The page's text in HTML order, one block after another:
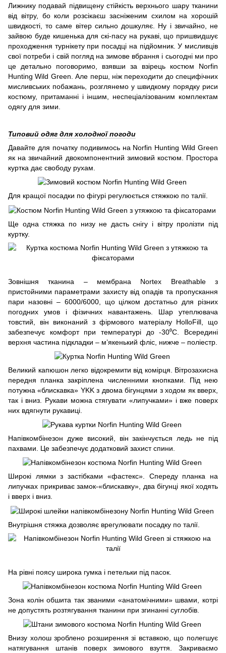
Лижнику подавай підвищену стійкість верхнього шару тканини
від вітру, бо коли розсікаєш засніженим схилом на хорошій
швидкості, то саме вітер сильно дошкуляє. Ну і звичайно, не
зайвою буде кишенька для скі-пасу на рукаві, що пришвидшує
проходження турнікету при посадці на підйомник. У мисливців
свої потреби і свій погляд на зимове вбрання і сьогодні ми про
це детально поговоримо, взявши за взірець костюм Norfin
Hunting Wild Green. Але перш, ніж переходити до специфічних
мисливських побажань, розглянемо у швидкому порядку риси
костюму, притаманні і іншим, неспеціалізованим комплектам
одягу для зими.
Типовий одяг для холодної погоди
Давайте для початку подивимось на Norfin Hunting Wild Green
як на звичайний двокомпонентний зимовий костюм. Простора
куртка дає свободу рухам.
Для кращої посадки по фігурі регулюється стяжкою по талії.
Ще одна стяжка по низу не дасть снігу і вітру пролізти під
куртку.
Зовнішня тканина – мембрана Nortex Breathable з
пристойними параметрами захисту від опадів та пропускання
пари назовні – 6000/6000, що цілком достатньо для різних
погодних умов і фізичних навантажень. Шар утеплювача
товстий, він виконаний з фірмового матеріалу HolloFill, що
забезпечує комфорт при температурі до -30⁰С. Всередині
верхня частина підкладки – м’якенький фліс, нижче – поліестр.
Великий капюшон легко відокремити від комірця. Вітрозахисна
передня планка закріплена численними кнопками. Під нею
потужна «блискавка» YKK з двома бігунцями з ходом як вверх,
так і вниз. Рукави можна стягувати «липучками» і вже поверх
них вдягнути рукавиці.
Напівкомбінезон дуже високий, він закінчується ледь не під
пахвами. Це забезпечує додатковий захист спини.
Широкі лямки з застібками «фастекс». Спереду планка на
липучках прикриває замок-«блискавку», два бігунці якої ходять
і вверх і вниз.
Внутрішня стяжка дозволяє врегулювати посадку по талії.
На рівні поясу широка гумка і петельки під пасок.
Зона колін обшита так званими «анатомічними» швами, котрі
не допустять розтягування тканини при згинанні суглобів.
Внизу холош зроблено розширення зі вставкою, що полегшує
натягування штанів поверх зимового взуття. Закриваємо